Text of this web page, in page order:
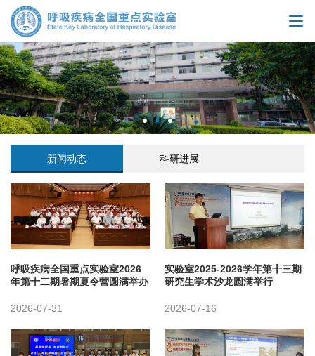
新闻动态 科研进展
呼吸疾病全国重点实验室2026
年第十二期暑期夏令营圆满举办
2026-07-31
实验室2025-2026学年第十三期
研究生学术沙龙圆满举行
2026-07-16